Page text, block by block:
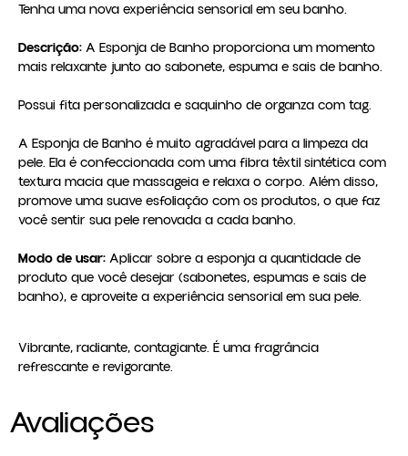
Tenha uma nova experiência sensorial em seu banho.
Descrição: A Esponja de Banho proporciona um momento
mais relaxante junto ao sabonete, espuma e sais de banho.
Possui fita personalizada e saquinho de organza com tag.
A Esponja de Banho é muito agradável para a limpeza da
pele. Ela é confeccionada com uma fibra têxtil sintética com
textura macia que massageia e relaxa o corpo. Além disso,
promove uma suave esfoliação com os produtos, o que faz
você sentir sua pele renovada a cada banho.
Modo de usar: Aplicar sobre a esponja a quantidade de
produto que você desejar (sabonetes, espumas e sais de
banho), e aproveite a experiência sensorial em sua pele.
Vibrante, radiante, contagiante. É uma fragrância
refrescante e revigorante.
Avaliações